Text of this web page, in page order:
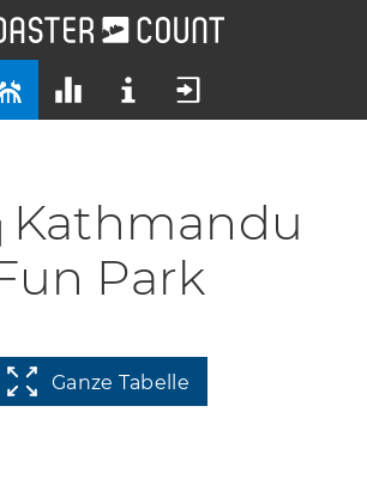
Kathmandu
Park
Ganze Tabelle